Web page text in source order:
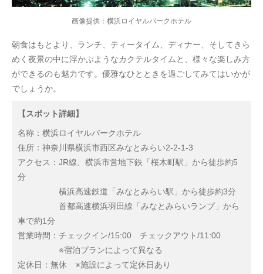
画像提供：横浜ロイヤルパークホテル
朝食はもとより、ランチ、ティータイム、ディナー、そしてきら
めく夜景の中に浮かぶようなカクテルタイムと、様々な楽しみ方
ができるのも魅力です。優雅なひとときを過ごしてみてはいかが
でしょうか。
【スポット詳細】
名称：横浜ロイヤルパークホテル
住所：神奈川県横浜市西区みなとみらい2-2-1-3
アクセス：JR線、横浜市営地下鉄「桜木町駅」から徒歩約5
分
横浜高速鉄道「みなとみらい駅」から徒歩約3分
首都高速横浜羽田線「みなとみらいランプ」から
車で約1分
営業時間：チェックイン/15:00 チェックアウト/11:00
※宿泊プランによって異なる
定休日：無休 ※施設によって定休日あり